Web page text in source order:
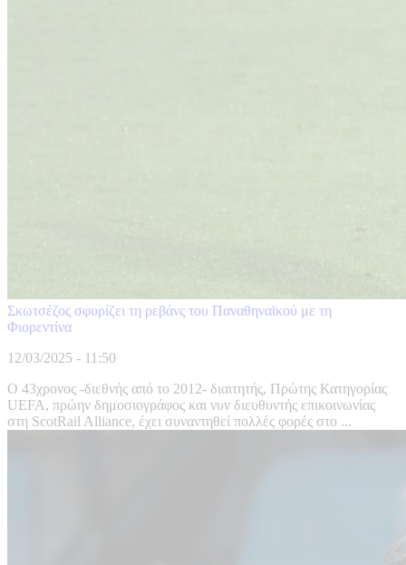
Σκωτσέζος σφυρίζει τη ρεβάνς του Παναθηναϊκού με τη
Φιορεντίνα
12/03/2025 - 11:50
Ο 43χρονος -διεθνής από το 2012- διαιτητής, Πρώτης Κατηγορίας
UEFA, πρώην δημοσιογράφος και νυν διευθυντής επικοινωνίας
στη ScotRail Alliance, έχει συναντηθεί πολλές φορές στο ...